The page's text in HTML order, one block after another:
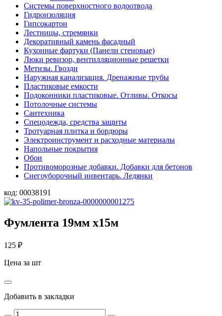
Системы поверхностного водоотвода
Гидроизоляция
Гипсокартон
Лестницы, стремянки
Декоративный камень фасадный
Кухонные фартуки (Панели стеновые)
Люки ревизор, вентилляционные решетки
Метизы. Гвозди
Наружная канализация. Дренажные трубы
Пластиковые емкости
Подоконники пластиковые. Отливы. Откосы
Потолочные системы
Сантехника
Спецодежда, средства защиты
Тротуарная плитка и бордюры
Электроинструмент и расходные материалы
Напольные покрытия
Обои
Противоморозные добавки. Добавки для бетонов
Снегоуборочный инвентарь. Ледянки
код: 00038191
Фумлента 19мм х15м
125 ₽
Цена за шт
Добавить в закладки